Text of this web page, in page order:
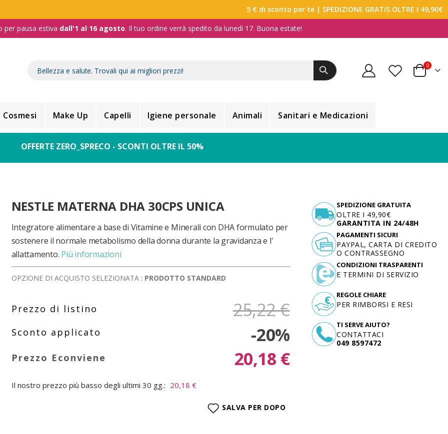
5 € di sconto per te | SPEDIZIONE GRATIS OLTRE I 49,90€
per pausa estiva dall'1 al 16 agosto. Il tuo ordine verrà spedito da lunedì 17. Buona estate!
Carrello
0
Cosmesi Make Up Capelli Igiene personale Animali Sanitari e Medicazioni
OFFERTE ZERO_SPRECO - SCONTI OLTRE IL 50%
NESTLE MATERNA DHA 30CPS UNICA
Integratore alimentare a base di Vitamine e Minerali con DHA formulato per
sostenere il normale metabolismo della donna durante la gravidanza e l'
allattamento. Più informazioni
OPZIONE DI ACQUISTO SELEZIONATA : PRODOTTO STANDARD
25,22 €
-20%
20,18 €
Il nostro prezzo più basso degli ultimi 30 gg.: 20,18 €
SALVA PER DOPO
SPEDIZIONE GRATUITA
OLTRE I 49,90€
GARANTITA IN 24/48H
TI SERVE AIUTO?
CONTATTACI
049 8597472
PAGAMENTI SICURI
PAYPAL, CARTA DI CREDITO
O CONTRASSEGNO
CONDIZIONI TRASPARENTI
E TERMINI DI SERVIZIO
REGOLE CHIARE
PER RIMBORSI E RESI